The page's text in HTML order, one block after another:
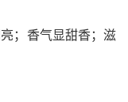
；香气显甜香；滋